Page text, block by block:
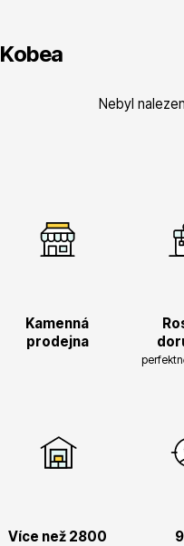
Vřesovištní rostliny
Kobea
Nebyl
Kamenná
prodejna
Více než 2800